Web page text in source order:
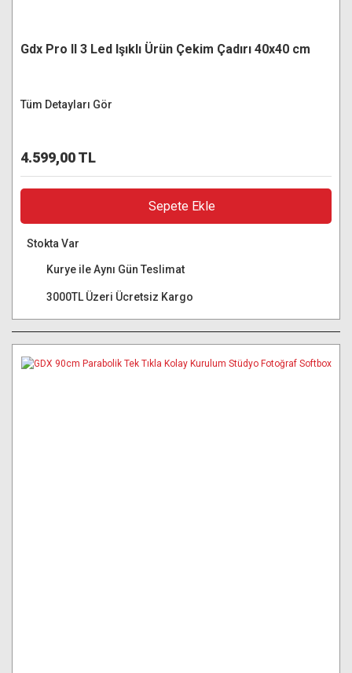
Gdx Pro II 3 Led Işıklı Ürün Çekim Çadırı 40x40 cm
Tüm Detayları Gör
4.599,00 TL
Sepete Ekle
Stokta Var
Kurye ile Aynı Gün Teslimat
3000TL Üzeri Ücretsiz Kargo